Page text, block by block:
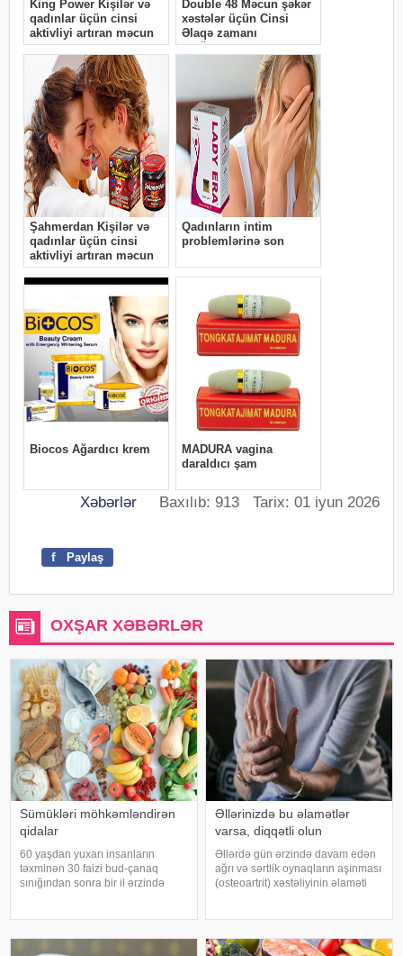
Xəbərlər Baxılıb: 913 Tarix: 01 iyun 2026
f Paylaş
OXŞAR XƏBƏRLƏR
Sümükləri möhkəmləndirən
qidalar
60 yaşdan yuxarı insanların
təxminən 30 faizi bud-çanaq
sınığından sonra bir il ərzində
riskini azaltmaq üçün kalsium, D
Əllərinizdə bu əlamətlər
varsa, diqqətli olun
Əllərdə gün ərzində davam edən
ağrı və sərtlik oynaqların aşınması
(osteoartrit) xəstəliyinin əlaməti
yaranır. xəbər verir ki